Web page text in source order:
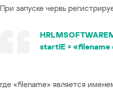
При запуске червь
startIE = «filename
где «filename» является